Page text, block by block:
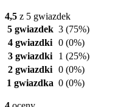
4,5 z 5 gwiazdek
5 gwiazdek 3 (75%)
4 gwiazdki 0 (0%)
3 gwiazdki
1 (25%)
2 gwiazdki 0 (0%)
1 gwiazdka 0 (0%)